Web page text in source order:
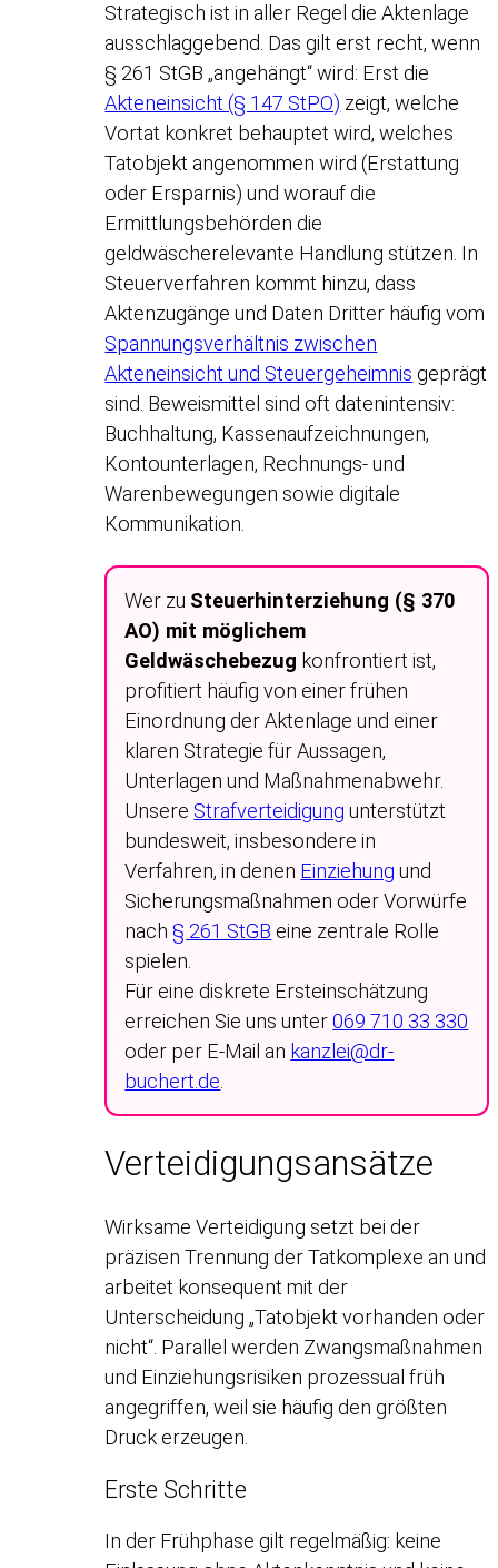
Strategisch ist in aller Regel die Aktenlage
ausschlaggebend. Das gilt erst recht, wenn
§ 261 StGB „angehängt“ wird: Erst die
Akteneinsicht (§ 147 StPO) zeigt, welche
Vortat konkret behauptet wird, welches
Tatobjekt angenommen wird (Erstattung
oder Ersparnis) und worauf die
Ermittlungsbehörden die
geldwäscherelevante Handlung stützen. In
Steuerverfahren kommt hinzu, dass
Aktenzugänge und Daten Dritter häufig vom
Spannungsverhältnis zwischen
Akteneinsicht und Steuergeheimnis geprägt
sind. Beweismittel sind oft datenintensiv:
Buchhaltung, Kassenaufzeichnungen,
Kontounterlagen, Rechnungs- und
Warenbewegungen sowie digitale
Kommunikation.
Wer zu Steuerhinterziehung (§ 370
AO) mit möglichem
Geldwäschebezug konfrontiert ist,
profitiert häufig von einer frühen
Einordnung der Aktenlage und einer
klaren Strategie für Aussagen,
Unterlagen und Maßnahmenabwehr.
UnsereStrafverteidigung unterstützt
bundesweit, insbesondere in
Verfahren, in denen Einziehung und
Sicherungsmaßnahmen oder Vorwürfe
nach§ 261 StGB eine zentrale Rolle
spielen.
Für eine diskrete Ersteinschätzung
erreichen Sie uns unter069 710 33 330
oder per E-Mail an kanzlei@dr-
buchert.de.
Verteidigungsansätze
Wirksame Verteidigung setzt bei der
präzisen Trennung der Tatkomplexe an und
arbeitet konsequent mit der
Unterscheidung „Tatobjekt vorhanden oder
nicht“. Parallel werden Zwangsmaßnahmen
und Einziehungsrisiken prozessual früh
angegriffen, weil sie häufig den größten
Druck erzeugen.
Erste Schritte
In der Frühphase gilt regelmäßig: keine